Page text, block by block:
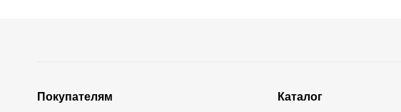
Покупателям
Каталог